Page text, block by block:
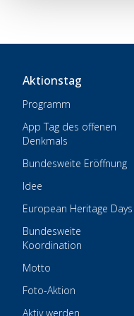
Aktionstag
Programm
App Tag des offenen
Denkmals
Bundesweite Eröffnung
Idee
European Heritage Days
Bundesweite
Koordination
Motto
Foto-Aktion
Aktiv werden